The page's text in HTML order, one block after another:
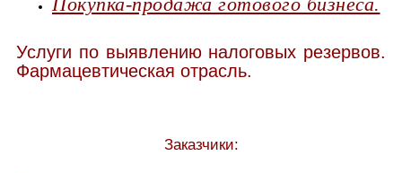
Услуги по выявлению налоговых резервов.
Фармацевтическая отрасль.
Заказчики: